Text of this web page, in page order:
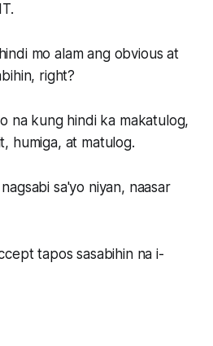
mo alam ang obvious at
right?
na kung hindi ka makatulog,
humiga, at matulog.
sa'yo niyan, naasar
tapos sasabihin na i-